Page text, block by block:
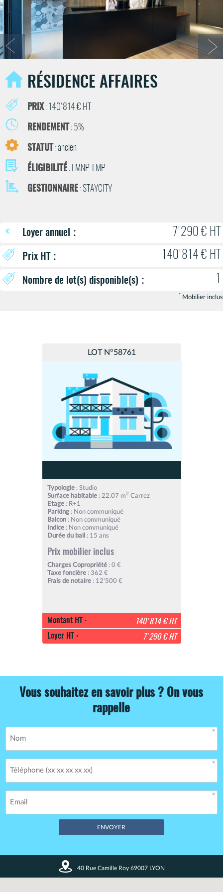
RÉSIDENCE AFFAIRES
PRIX: 140'814 € HT
RENDEMENT : 5%
STATUT : ancien
ÉLIGIBILITÉ : LMNP-LMP
GESTIONNAIRE : STAYCITY
Loyer annuel : 7'290 € HT
Prix HT : 140'814 € HT
Nombre de lot(s) disponible(s) :
* Mobilier inclus
LOT N°58761
Typologie: Studio
Surface habitable : 22.07 m2Carrez
Etage: R+1
Parking: Non communiqué
Balcon: Non communiqué
Indice: Non communiqué
Durée du bail : 15 ans
Prix mobilier inclus
Charges Copropriété: 0 €
Taxe foncière: 362 €
Frais de notaire: 12'500 €
Montant HT :
140'814 € HT
Loyer HT :
7'290 € HT
Vous souhaitez en savoir plus ? On vous
rappelle
Champs obligatoires *
Vos données restent confidentielles. Enregistrement CNIL
40 Rue Camille Roy 69007 LYON